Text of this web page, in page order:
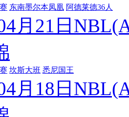
东南墨尔本凤凰 阿德莱德36人
月21日
坎斯大班 悉尼国王
月18日